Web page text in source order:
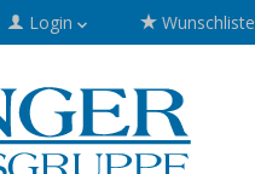
Login Wunschliste